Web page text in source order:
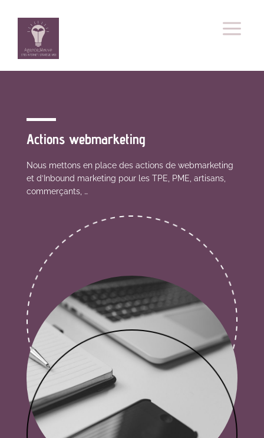
a
Actions webmarketing
Nous mettons en place des actions de webmarketing
et d’Inbound marketing pour les TPE, PME, artisans,
commerçants, …